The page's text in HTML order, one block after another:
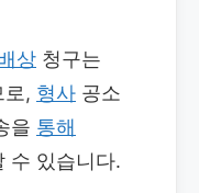
상 청구는
로, 형사 공소
을 통해
수 있습니다.